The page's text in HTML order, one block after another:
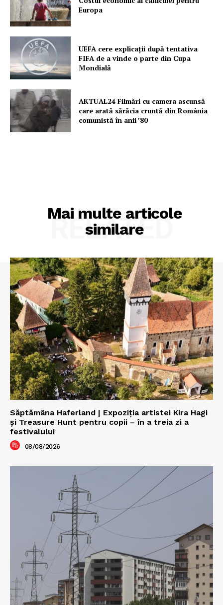
Europa
UEFA cere explicații după tentativa
FIFA de a vinde o parte din Cupa
Mondială
AKTUAL24 Filmări cu camera ascunsă
care arată sărăcia cruntă din România
comunistă în anii ’80
Mai multe articole
similare
RELATED
Săptămâna Haferland | Expoziţia artistei Kira Hagi
şi Treasure Hunt pentru copii – în a treia zi a
festivalului
08/08/2026